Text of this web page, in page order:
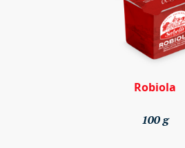
Robiola
100 g